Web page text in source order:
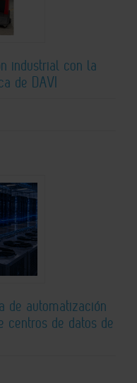
industrial con la
de DAVI
de automatización
centros de datos de